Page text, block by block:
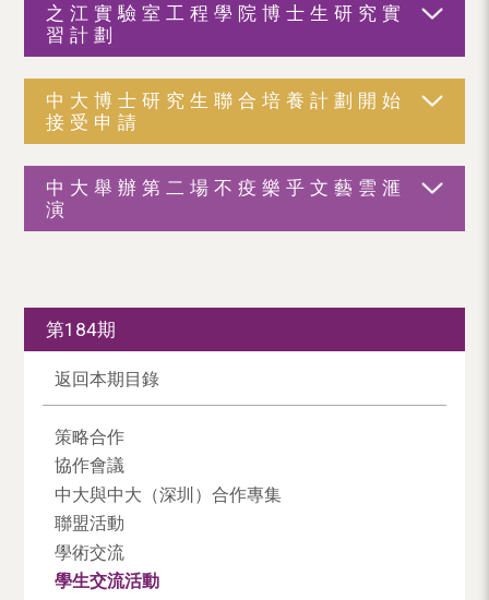
之江實驗室工程學院博士生研究實
習計劃
中大博士研究生聯合培養計劃開始
接受申請
中大舉辦第二場不疫樂乎文藝雲滙
演
第184期
返回本期目錄
策略合作
協作會議
中大與中大（深圳）合作專集
聯盟活動
學術交流
學生交流活動